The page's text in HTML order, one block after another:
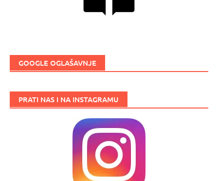
GOOGLE OGLAŠAVNJE
PRATI NAS I NA INSTAGRAMU